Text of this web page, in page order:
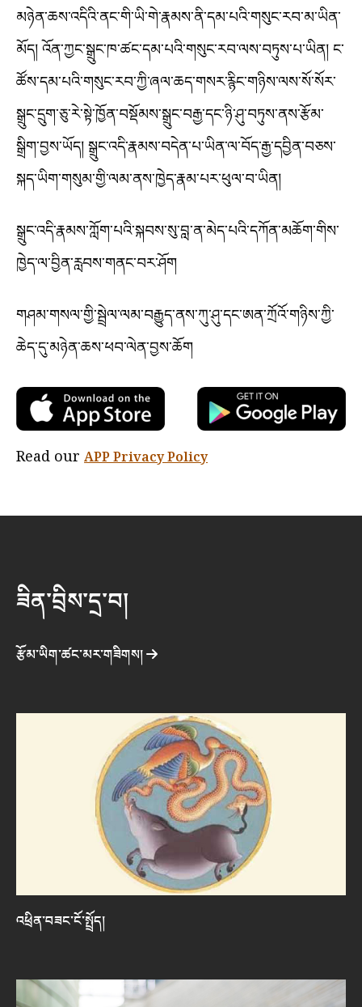
མཉེན་ཆས་འདིའི་ནང་གི་ཡི་གེ་རྣམས་ནི་དམ་པའི་གསུང་རབ་མ་ཡིན་
མོད། འོན་ཀྱང་སྒྲུང་ཁ་ཚང་དམ་པའི་གསུང་རབ་ལས་བཏུས་པ་ཡིན། ང་
ཚོས་དམ་པའི་གསུང་རབ་ཀྱི་ཞལ་ཆད་གསར་རྙིང་གཉིས་ལས་སོ་སོར་
སྒྲུང་དྲུག་ཅུ་རེ་སྟེ་ཁྱོན་བསྡོམས་སྒྲུང་བརྒྱ་དང་ཉི་ཤུ་བཏུས་ནས་རྩོམ་
སྒྲིག་བྱས་ཡོད། སྒྲུང་འདི་རྣམས་བདེན་པ་ཡིན་ལ་བོད་རྒྱ་དབྱིན་བཅས་
སྐད་ཡིག་གསུམ་གྱི་ལམ་ནས་ཁྱེད་རྣམ་པར་ཕུལ་བ་ཡིན།
སྒྲུང་འདི་རྣམས་ཀློག་པའི་སྐབས་སུ་བླ་ན་མེད་པའི་དཀོན་མཆོག་གིས་
ཁྱེད་ལ་བྱིན་རླབས་གནང་བར་ཤོག
གཤམ་གསལ་གྱི་སྦྲེལ་ལམ་བརྒྱུད་ནས་ཀུ་ཤུ་དང་ཨན་ཀྲོའོ་གཉིས་ཀྱི་
ཆེད་དུ་མཉེན་ཆས་ཕབ་ལེན་བྱས་ཆོག
Read ourAPP Privacy Policy
ཟིན་བྲིས་དྲ་བ།
རྩོམ་ཡིག་ཚང་མར་གཟིགས།
འཕྲིན་བཟང་ངོ་སྤྲོད།